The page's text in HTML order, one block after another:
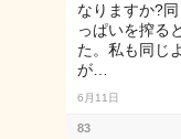
なりますか?
っぱいを搾る
た。私も同じ
が…
6月11日
83